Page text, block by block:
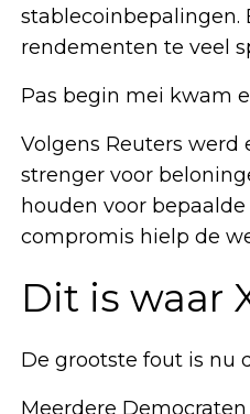
stablecoinbepalingen.
rendementen te veel
Pas begin mei kwam
Volgens Reuters
strenger voor
houden voor
compromis hielp de
Dit is waar
De grootste fout is nu
Meerdere